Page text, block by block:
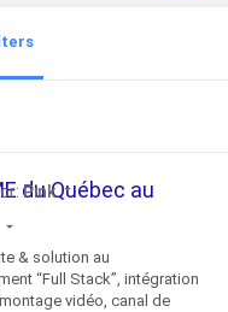
Pink arrow_drop_down
arrow_drop_down
du Québec au
& solution au
“Full Stack”, intégration
vidéo, canal de